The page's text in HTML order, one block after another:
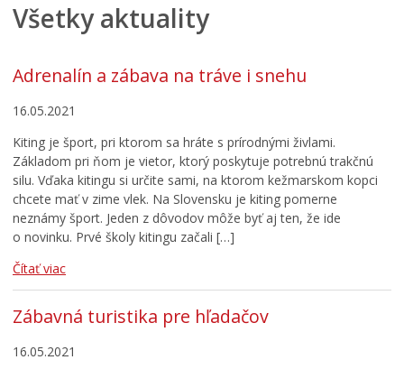
Spravodajstvo
Školstvo
Zdravie
Cirkev
Šport
Všetky aktuality
Adrenalín a zábava na tráve i snehu
16.05.2021
Kiting je šport, pri ktorom sa hráte s prírodnými živlami.
Základom pri ňom je vietor, ktorý poskytuje potrebnú trakčnú
silu. Vďaka kitingu si určite sami, na ktorom kežmarskom kopci
chcete mať v zime vlek. Na Slovensku je kiting pomerne
neznámy šport. Jeden z dôvodov môže byť aj ten, že ide
o novinku. Prvé školy kitingu začali […]
Čítať viac
Zábavná turistika pre hľadačov
16.05.2021